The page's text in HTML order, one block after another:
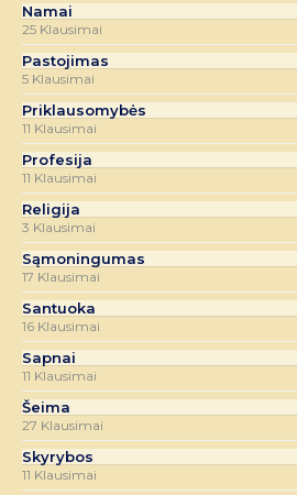
Namai
25 Klausimai
Pastojimas
5 Klausimai
Priklausomybės
11 Klausimai
Profesija
11 Klausimai
Religija
3 Klausimai
Sąmoningumas
17 Klausimai
Santuoka
16 Klausimai
Sapnai
11 Klausimai
Šeima
27 Klausimai
Skyrybos
11 Klausimai